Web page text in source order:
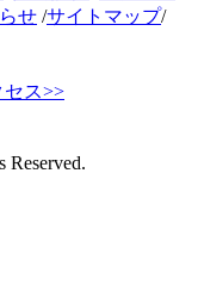
せ /サイトマップ/
セス>>
Reserved.